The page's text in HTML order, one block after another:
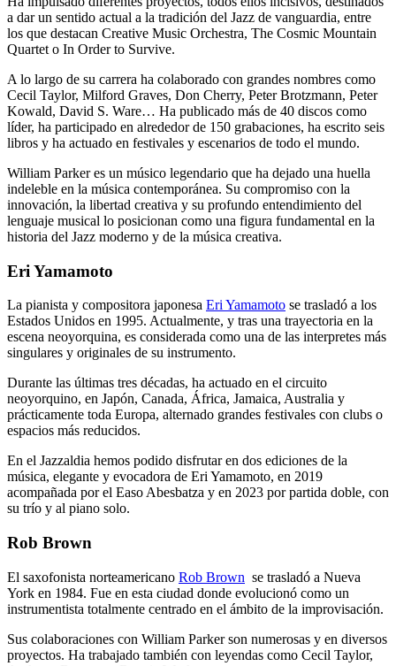
a dar un sentido actual a la tradición del Jazz de vanguardia, entre
los que destacan Creative Music Orchestra, The Cosmic Mountain
Quartet o In Order to Survive.
A lo largo de su carrera ha colaborado con grandes nombres como
Cecil Taylor, Milford Graves, Don Cherry, Peter Brotzmann, Peter
Kowald, David S. Ware… Ha publicado más de 40 discos como
líder, ha participado en alrededor de 150 grabaciones, ha escrito seis
libros y ha actuado en festivales y escenarios de todo el mundo.
William Parker es un músico legendario que ha dejado una huella
indeleble en la música contemporánea. Su compromiso con la
innovación, la libertad creativa y su profundo entendimiento del
lenguaje musical lo posicionan como una figura fundamental en la
historia del Jazz moderno y de la música creativa.
Eri Yamamoto
La pianista y compositora japonesa Eri Yamamoto se trasladó a los
Estados Unidos en 1995. Actualmente, y tras una trayectoria en la
escena neoyorquina, es considerada como una de las interpretes más
singulares y originales de su instrumento.
Durante las últimas tres décadas, ha actuado en el circuito
neoyorquino, en Japón, Canada, África, Jamaica, Australia y
prácticamente toda Europa, alternado grandes festivales con clubs o
espacios más reducidos.
En el Jazzaldia hemos podido disfrutar en dos ediciones de la
música, elegante y evocadora de Eri Yamamoto, en 2019
acompañada por el Easo Abesbatza y en 2023 por partida doble, con
su trío y al piano solo.
Rob Brown
El saxofonista norteamericano Rob Brown se trasladó a Nueva
York en 1984. Fue en esta ciudad donde evolucionó como un
instrumentista totalmente centrado en el ámbito de la improvisación.
Sus colaboraciones con William Parker son numerosas y en diversos
proyectos. Ha trabajado también con leyendas como Cecil Taylor,